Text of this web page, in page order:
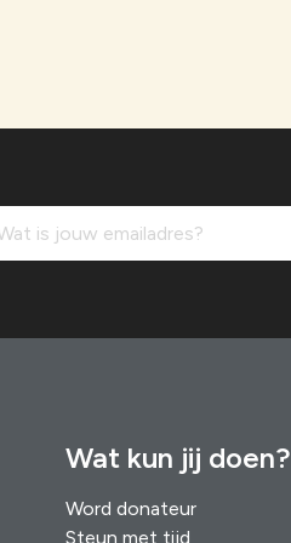
Wat kun jij doen?
Word donateur
Steun met tijd